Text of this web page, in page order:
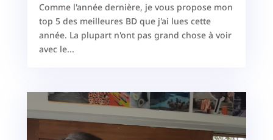
Comme l'année dernière, je vous propose mon
top 5 des meilleures BD que j'ai lues cette
année. La plupart n'ont pas grand chose à voir
avec le...